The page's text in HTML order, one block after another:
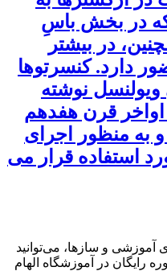
در بخش باسِ
در بیشتر
دارد. کنسرتوها
ویولنسل نوشته
قرن هفدهم
به منظور اجرای
استفاده قرار می
آموزشی و سازها، می‌توانید
رایگان در آموزشگاه الهام